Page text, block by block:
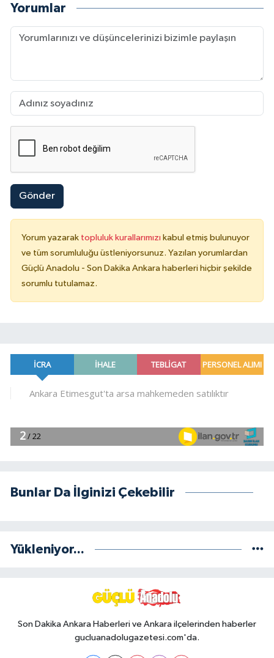
Yorumlar
Gönder
Yorum yazarak topluluk kurallarımızı kabul etmiş bulunuyor
ve tüm sorumluluğu üstleniyorsunuz. Yazılan yorumlardan
Güçlü Anadolu - Son Dakika Ankara haberleri hiçbir şekilde
sorumlu tutulamaz.
Bunlar Da İlginizi Çekebilir
Yükleniyor...
Son Dakika Ankara Haberleri ve Ankara ilçelerinden haberler
gucluanadolugazetesi.com'da.